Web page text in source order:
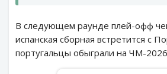
В следующем раунде плей-офф
испанская сборная встретится с
португальцы обыграли на ЧМ-